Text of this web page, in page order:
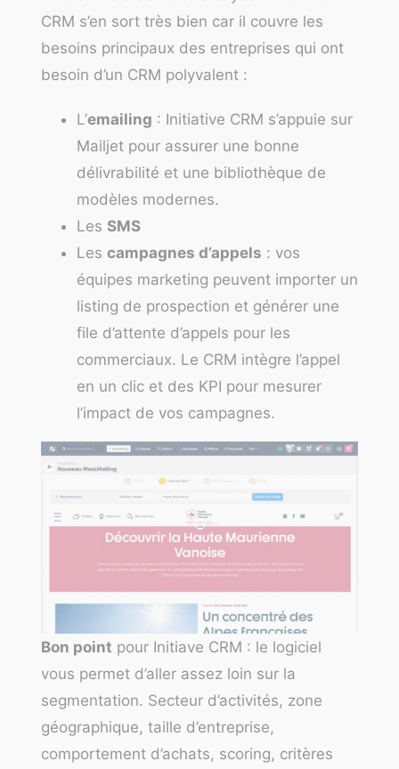
CRM s’en sort très bien car il couvre les
besoins principaux des entreprises qui ont
besoin d’un CRM polyvalent :
L’emailing : Initiative CRM s’appuie sur
Mailjet pour assurer une bonne
délivrabilité et une bibliothèque de
modèles modernes.
Les SMS
Les campagnes d’appels : vos
équipes marketing peuvent importer un
listing de prospection et générer une
file d’attente d’appels pour les
commerciaux. Le CRM intègre l’appel
en un clic et des KPI pour mesurer
l’impact de vos campagnes.
Bon point pour Initiave CRM : le logiciel
vous permet d’aller assez loin sur la
segmentation. Secteur d’activités, zone
géographique, taille d’entreprise,
comportement d’achats, scoring, critères